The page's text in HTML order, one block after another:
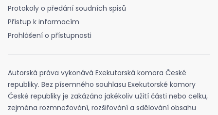
Protokoly o předání soudních spisů
Přístup k informacím
Prohlášení o přístupnosti
Autorská práva vykonává Exekutorská komora České
republiky. Bez písemného souhlasu Exekutorské komory
České republiky je zakázáno jakékoliv užití části nebo celku,
zejména rozmnožování, rozšiřování a sdělování obsahu